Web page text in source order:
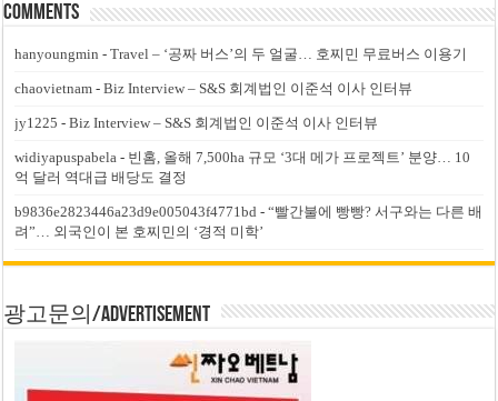
Comments
hanyoungmin -Travel – ‘공짜 버스’의 두 얼굴… 호찌민 무료버스 이용기
chaovietnam -Biz Interview – S&S 회계법인 이준석 이사 인터뷰
jy1225 -Biz Interview – S&S 회계법인 이준석 이사 인터뷰
widiyapuspabela - 빈홈, 올해 7,500ha 규모 ‘3대 메가 프로젝트’ 분양… 10
억 달러 역대급 배당도 결정
b9836e2823446a23d9e005043f4771bd -“빨간불에 빵빵? 서구와는 다른 배
려”… 외국인이 본 호찌민의 ‘경적 미학’
광고문의/Advertisement